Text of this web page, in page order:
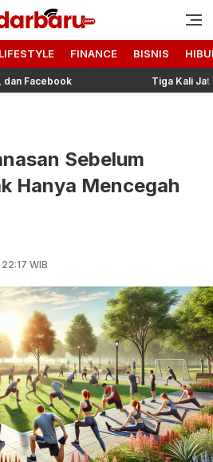
Terbaru dan
Ini
LIFESTYLE FINANCE BISNIS
Tiga Kali Jatuh,
Sebelum
Hanya Mencegah
WIB